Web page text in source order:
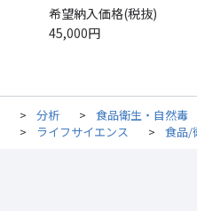
希望納入価格(税抜)
45,000円
> 分析 > 食品衛生・自然毒
> ライフサイエンス > 食品/